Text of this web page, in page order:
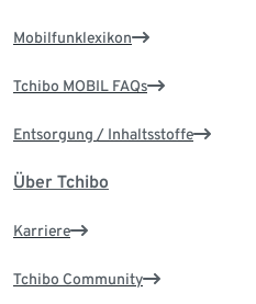
Mobilfunklexikon
Tchibo MOBIL FAQs
Entsorgung / Inhaltsstoffe
Über Tchibo
Karriere
Tchibo Community